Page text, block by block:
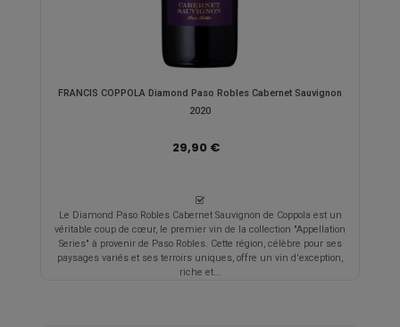
FRANCIS COPPOLA Diamond Paso Robles Cabernet Sauvignon
2020
29,90 €
Le Diamond Paso Robles Cabernet Sauvignon de Coppola est un
véritable coup de cœur, le premier vin de la collection "Appellation
Series" à provenir de Paso Robles. Cette région, célèbre pour ses
paysages variés et ses terroirs uniques, offre un vin d'exception,
riche et...